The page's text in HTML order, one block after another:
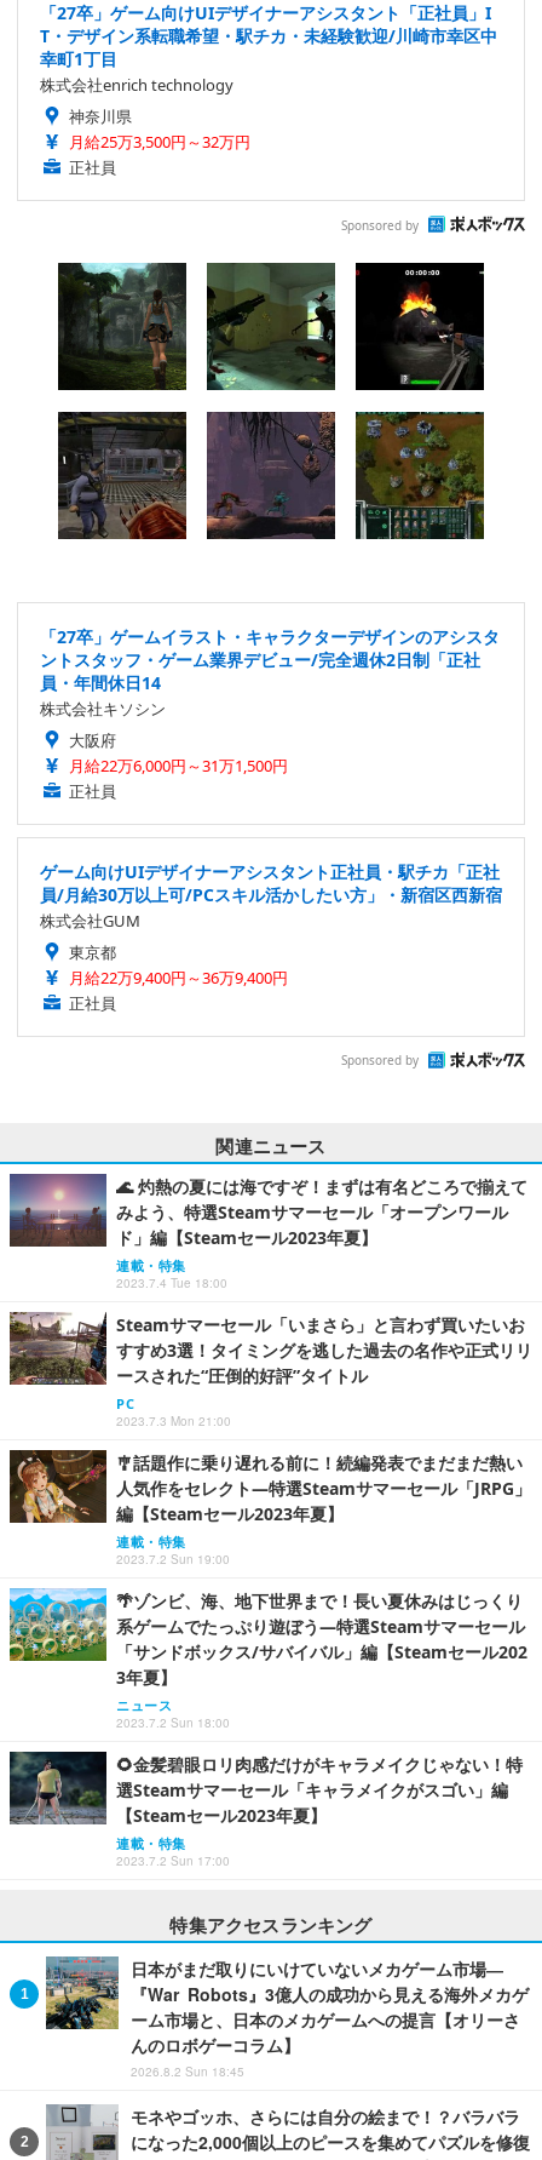
「27卒」ゲーム向けUIデザイナーアシスタント「正社員」I
T・デザイン系転職希望・駅チカ・未経験歓迎/川崎市幸区中
幸町1丁目
株式会社enrich technology
神奈川県
月給25万3,500円～32万円
正社員
Sponsored by
「27卒」ゲームイラスト・キャラクターデザインのアシスタ
ントスタッフ・ゲーム業界デビュー/完全週休2日制「正社
員・年間休日14
株式会社キソシン
大阪府
月給22万6,000円～31万1,500円
正社員
ゲーム向けUIデザイナーアシスタント正社員・駅チカ「正社
員/月給30万以上可/PCスキル活かしたい方」・新宿区西新宿
株式会社GUM
東京都
月給22万9,400円～36万9,400円
正社員
Sponsored by
関連ニュース
🌊 灼熱の夏には海ですぞ！まずは有名どころで揃えて
みよう、特選Steamサマーセール「オープンワール
ド」編【Steamセール2023年夏】
連載・特集
2023.7.4 Tue 18:00
Steamサマーセール「いまさら」と言わず買いたいお
すすめ3選！タイミングを逃した過去の名作や正式リリ
ースされた“圧倒的好評”タイトル
PC
2023.7.3 Mon 21:00
🎐話題作に乗り遅れる前に！続編発表でまだまだ熱い
人気作をセレクト―特選Steamサマーセール「JRPG」
編【Steamセール2023年夏】
連載・特集
2023.7.2 Sun 19:00
🌴ゾンビ、海、地下世界まで！長い夏休みはじっくり
系ゲームでたっぷり遊ぼう―特選Steamサマーセール
「サンドボックス/サバイバル」編【Steamセール202
3年夏】
ニュース
2023.7.2 Sun 18:00
🌻金髪碧眼ロリ肉感だけがキャラメイクじゃない！特
選Steamサマーセール「キャラメイクがスゴい」編
【Steamセール2023年夏】
連載・特集
2023.7.2 Sun 17:00
特集アクセスランキング
日本がまだ取りにいけていないメカゲーム市場―
『War Robots』3億人の成功から見える海外メカゲ
ーム市場と、日本のメカゲームへの提言【オリーさ
んのロボゲーコラム】
2026.8.2 Sun 18:45
モネやゴッホ、さらには自分の絵まで！？バラバラ
になった2,000個以上のピースを集めてパズルを修復